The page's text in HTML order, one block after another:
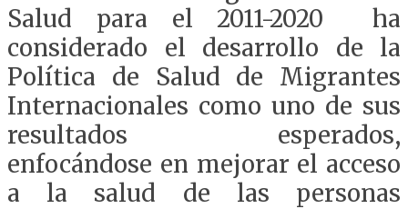
Salud para el 2011-2020 ha
considerado el desarrollo de la
Política de Salud de Migrantes
Internacionales como uno de sus
resultados esperados,
enfocándose en mejorar el acceso
a la salud de las personas